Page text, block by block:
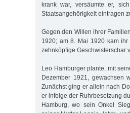
krank war, versäumte er,
Staatsangehörigkeit eintragen
Gegen den Willen ihrer
1920; am 8. Mai 1920 kam
zehnköpfige Geschwisterschar
Leo Hamburger plante, mit
Dezember 1921, gewachsen
Zunächst ging er allein nach
er infolge der Ruhrbesetzung
Hamburg, wo sein Onkel